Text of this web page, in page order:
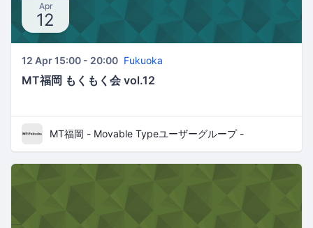
Apr
12
12 Apr 15:00 - 20:00 Fukuoka
MT福岡 もくもく会 vol.12
MT福岡 - Movable Typeユーザーグループ -